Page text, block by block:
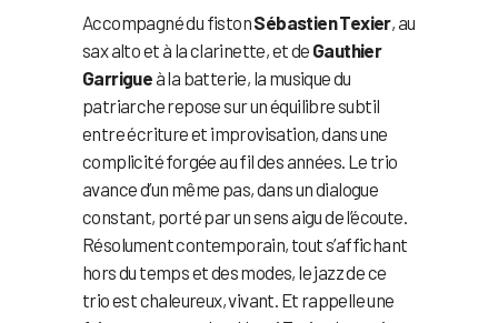
Accompagné du fistonSébastien Texier, au
sax alto et à la clarinette, et de Gauthier
Garrigueà la batterie, la musique du
patriarche repose sur un équilibre subtil
entre écriture et improvisation, dans une
complicité forgée au fil des années. Le trio
avance d’un même pas, dans un dialogue
constant, porté par un sens aigu de l’écoute.
Résolument contemporain, tout s’affichant
hors du temps et des modes, le jazz de ce
trio est chaleureux, vivant. Et rappelle une